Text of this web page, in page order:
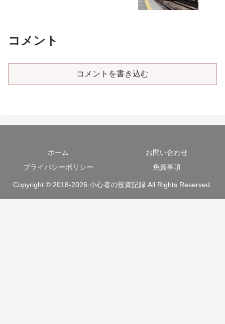
コメント
コメントを書き込む
ホーム
お問い合わせ
プライバシーポリシー
免責事項
Copyright © 2018-2026 小心者の投資記録 All Rights Reserved.